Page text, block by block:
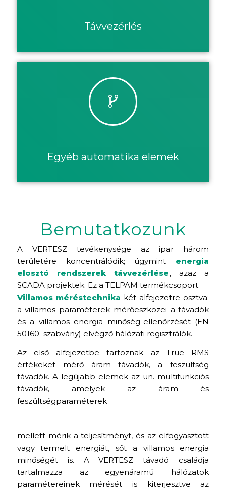
Távvezérlés
Egyéb automatika elemek
Bemutatkozunk
A VERTESZ tevékenysége az ipar három
területére koncentrálódik; úgymint energia
elosztó rendszerek távvezérlése, azaz a
SCADA projektek. Ez a TELPAM termékcsoport.
Villamos méréstechnika két alfejezetre osztva;
a villamos paraméterek mérőeszközei a távadók
és a villamos energia minőség-ellenőrzését (EN
50160 szabvány) elvégző hálózati regisztrálók.
Az első alfejezetbe tartoznak az True RMS
értékeket mérő áram távadók, a feszültség
távadók. A legújabb elemek az un. multifunkciós
távadók, amelyek az áram és
feszültségparaméterek
mellett mérik a teljesítményt, és az elfogyasztott
vagy termelt energiát, sőt a villamos energia
minőségét is. A VERTESZ távadó családja
tartalmazza az egyenáramú hálózatok
paramétereinek mérését is kiterjesztve az